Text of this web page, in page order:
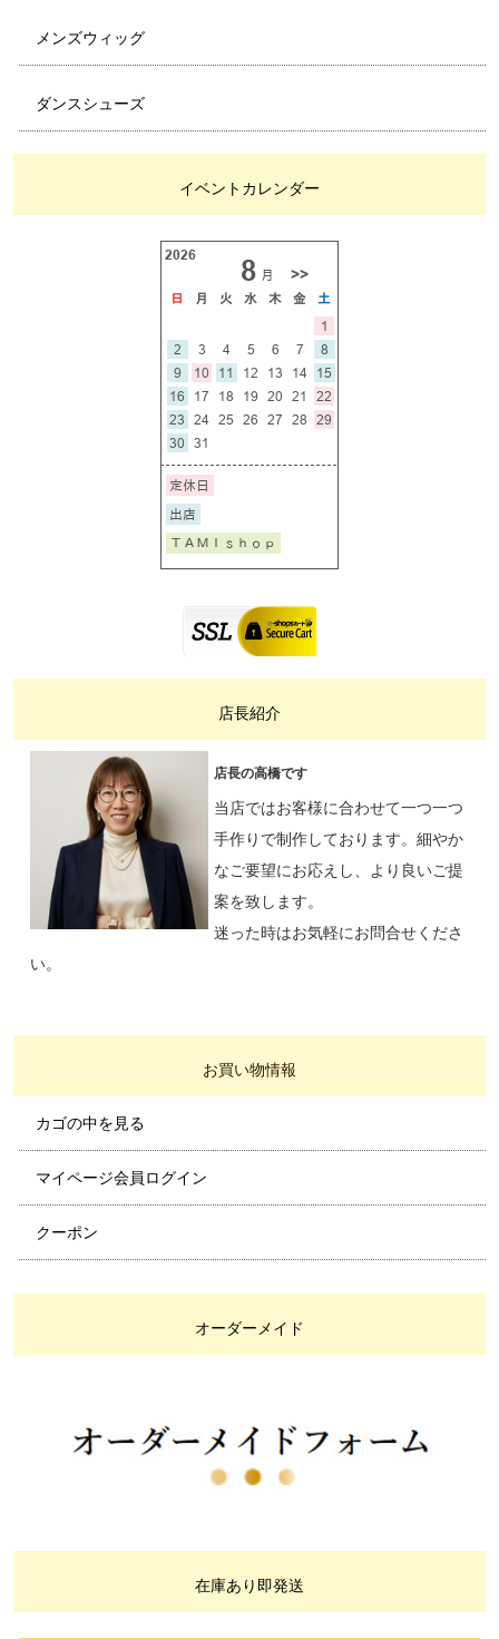
メンズウィッグ
ダンスシューズ
イベントカレンダー
店長紹介
店長の高橋です
当店ではお客様に合わせて一つ一つ
手作りで制作しております。細やか
なご要望にお応えし、より良いご提
案を致します。
迷った時はお気軽にお問合せくださ
い。
お買い物情報
カゴの中を見る
マイページ会員ログイン
クーポン
オーダーメイド
在庫あり即発送